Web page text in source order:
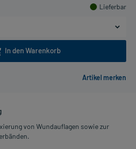
Lieferbar
In den Warenkorb
von Wundauflagen sowie zur